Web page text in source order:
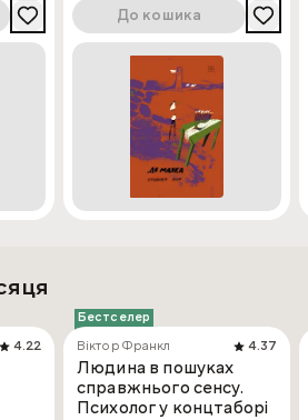
До кошика
4.22
Бестселер
Віктор Франкл
4.37
Людина в пошуках
справжнього сенсу.
Психолог у концтаборі